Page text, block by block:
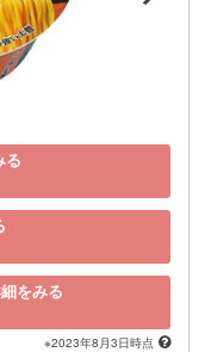
る
をみる
※2023年8月3日時点